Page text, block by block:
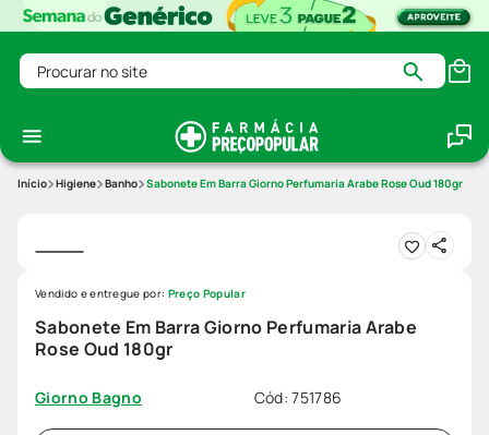
Procurar no site
Higiene Banho Sabonete Em Barra Giorno Perfumaria Arabe Rose Oud 180gr
Sabonete Em Barra Giorno Perfumaria Arabe
Rose Oud 180gr
Giorno Bagno Cód:751786
Vendido e entregue por: Preço Popular